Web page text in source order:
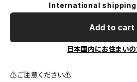
International
Add to cart
日本国内にお住まい
⚠️ご注意ください⚠️